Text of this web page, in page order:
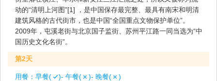
动的“清明上河图”[1] ，是中国保存最完整、最具有南宋和明清
建筑风格的古代街市，也是中国“全国重点文物保护单位”。
2009年，屯溪老街与北京国子监街、苏州平江路一同当选为“中
国历史文化名街”。
第2天
用餐： 早餐( )- 午餐( )- 晚餐(
)